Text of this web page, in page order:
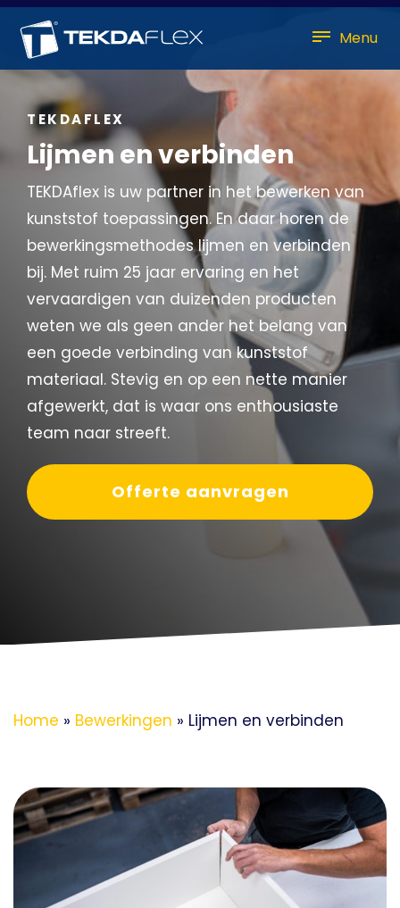
Menu
TEKDAFLEX
Lijmen en verbinden
TEKDAflex is uw partner in het bewerken van
kunststof toepassingen. En daar horen de
bewerkingsmethodes lijmen en verbinden
bij. Met ruim 25 jaar ervaring en het
vervaardigen van duizenden producten
weten we als geen ander het belang van
een goede verbinding van kunststof
materiaal. Stevig en op een nette manier
afgewerkt, dat is waar ons enthousiaste
team naar streeft.
Offerte aanvragen
Home » Bewerkingen » Lijmen en verbinden